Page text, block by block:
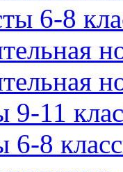
6-8
9-11
6-8